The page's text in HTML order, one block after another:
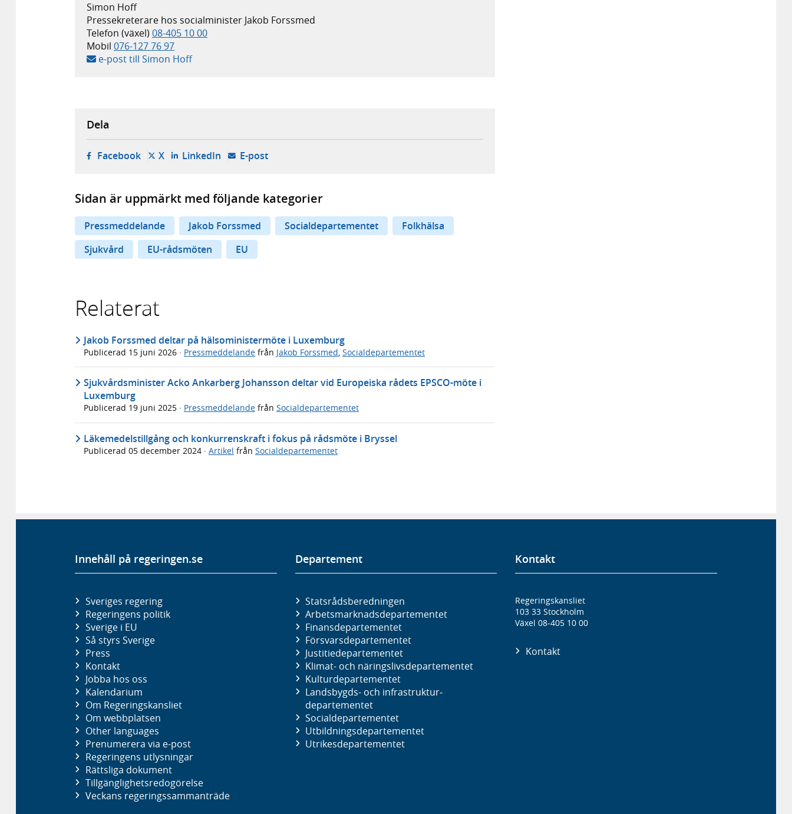
Simon Hoff
Pressekreterare hos socialminister Jakob Forssmed
Telefon (växel) 08-405 10 00
Mobil 076-127 76 97
e-post till Simon Hoff
Dela
Facebook- öppnas i ny flik, extern webbplats,
X- öppnas i ny flik, extern webbplats,
LinkedIn- öppnas i ny flik, extern webbplats,
E-post- öppnar din e-postklient,
Sidan är uppmärkt med följande kategorier
Pressmeddelande Jakob Forssmed Socialdepartementet
Folkhälsa
Sjukvård
EU-rådsmöten EU
Relaterat
Jakob Forssmed deltar på hälsoministermöte i Luxemburg
Publicerad 15 juni 2026 · Pressmeddelande från Jakob Forssmed Socialdepartementet
Sjukvårdsminister Acko Ankarberg Johansson deltar vid Europeiska rådets EPSCO-möte i
Luxemburg
Publicerad 19 juni 2025 · Pressmeddelande från Socialdepartementet
Läkemedelstillgång och konkurrenskraft i fokus på rådsmöte i Bryssel
Publicerad 05 december 2024 · Artikel från Socialdepartementet
Innehåll på regeringen.se
Sveriges regering
Regeringens politik
Sverige i EU
Så styrs Sverige
Press
Kontakt
Jobba hos oss
Kalendarium
Om Regeringskansliet
Om webbplatsen
Other languages
Prenumerera via e-post
Regeringens utlysningar
Rättsliga dokument
Tillgänglighetsredogörelse
Veckans regeringssammanträde
Departement
Statsrådsberedningen
Arbetsmarknads­departementet
Finans­departementet
Försvars­departementet
Justitie­departementet
Klimat- och näringslivs­departementet
Kultur­departementet
Landsbygds- och infrastruktur­
departementet
Social­departementet
Utbildnings­departementet
Utrikes­departementet
Kontakt
Regeringskansliet
103 33 Stockholm
Växel 08-405 10 00
Kontakt